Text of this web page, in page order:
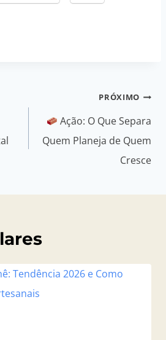
PRÓXIMO
Ação: O Que Separa
Quem Planeja de Quem
Cresce